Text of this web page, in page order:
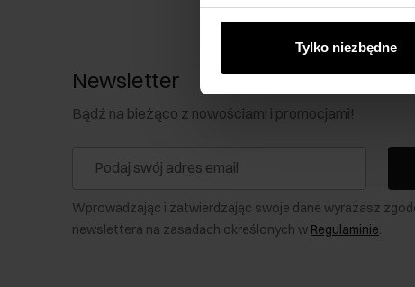
od Ciebie lub uzyskanymi
Tylko niezbędne
Newsletter
Bądź na bieżąco z nowościami i promocjami!
Wprowadzając i zatwierdzając swoje dane wyrażasz
newslettera na zasadach określonych w Regulaminie.